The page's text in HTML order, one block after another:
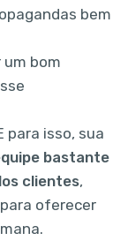
bem
bom
para isso, sua
bastante
clientes,
oferecer